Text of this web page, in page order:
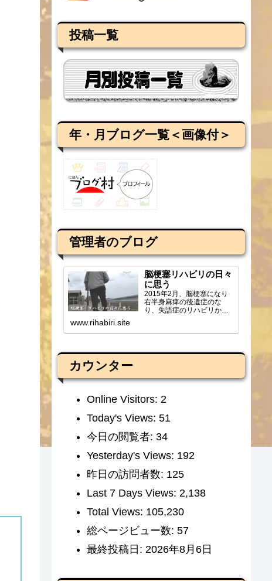
投稿一覧
年・月ブログ一覧＜画像付＞
管理者のブログ
脳梗塞リハビリの日々
に思う
2015年2月、脳梗塞になり
右半身麻痺の後遺症のな
り、失語症のリハビリから
www.rihabiri.site
カウンター
Online Visitors: 2
Today's Views: 51
今日の閲覧者: 34
Yesterday's Views: 192
昨日の訪問者数: 125
Last 7 Days Views: 2,138
Total Views: 105,230
総ページビュー数: 57
最終投稿日: 2026年8月6日